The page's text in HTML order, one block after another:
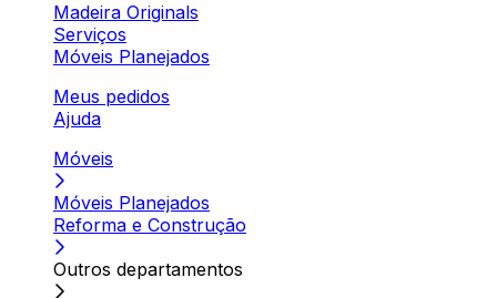
Madeira Originals
Serviços
Móveis Planejados
Meus pedidos
Ajuda
Móveis
Móveis Planejados
Reforma e Construção
Outros departamentos